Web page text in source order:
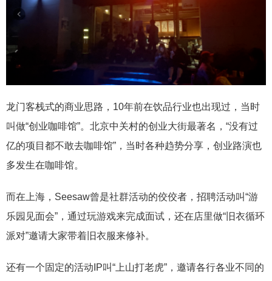
龙门客栈式的商业思路，10年前在饮品行业也出现过，当时
叫做“创业咖啡馆”。北京中关村的创业大街最著名，“没有过
亿的项目都不敢去咖啡馆”，当时各种趋势分享，创业路演也
多发生在咖啡馆。
而在上海，Seesaw曾是社群活动的佼佼者，招聘活动叫“游
乐园见面会”，通过玩游戏来完成面试，还在店里做“旧衣循环
派对”邀请大家带着旧衣服来修补。
还有一个固定的活动IP叫“上山打老虎”，邀请各行各业不同的